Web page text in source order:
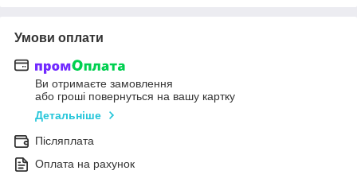
Умови оплати
Ви отримаєте замовлення
або гроші повернуться на вашу картку
Детальніше
Післяплата
Оплата на рахунок